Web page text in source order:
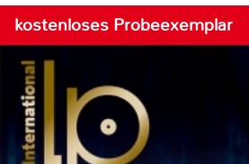
kostenloses Probeexemplar